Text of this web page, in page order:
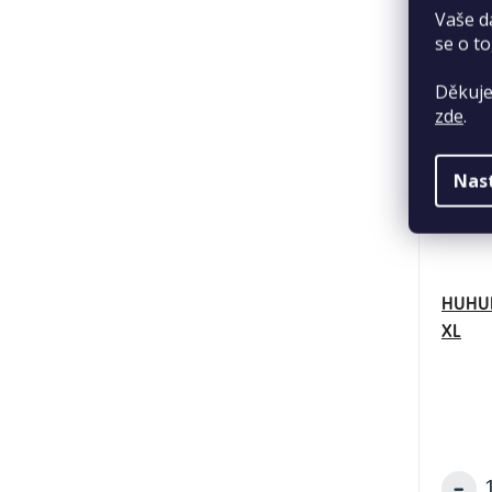
Vaše
se o
zde.
XL